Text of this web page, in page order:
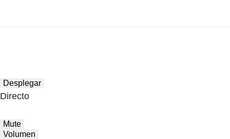
Desplegar
Directo
Mute
Volumen